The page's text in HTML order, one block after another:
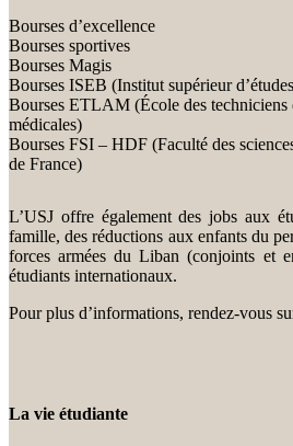
Bourses d’excellence
Bourses sportives
Bourses Magis
Bourses ISEB (Institut supérieur
Bourses ETLAM (École des techniciens
médicales)
Bourses FSI – HDF (Faculté des
de France)
L’USJ offre également des jobs aux
famille, des réductions aux enfants du
forces armées du Liban (conjoints et
étudiants internationaux.
Pour plus d’informations, rendez-vous
La vie étudiante